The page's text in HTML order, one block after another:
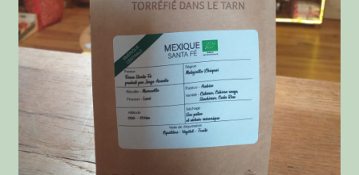
menu
enfant
Boissons Alcoolisées
Ouvrir
le
Apéritifs à boire
Boissons Sans Alcool